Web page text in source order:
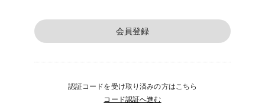
会員登録
認証コードを受け取り済みの方はこちら
コード認証へ進む